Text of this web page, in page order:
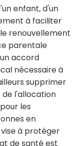
enfant, d'un
à faciliter
renouvellement
parentale
accord
nécessaire à
supprimer
de l'allocation
les
en
à protéger
de santé est